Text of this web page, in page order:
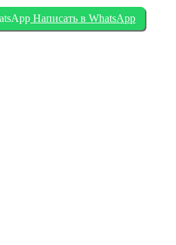
Написать в WhatsApp